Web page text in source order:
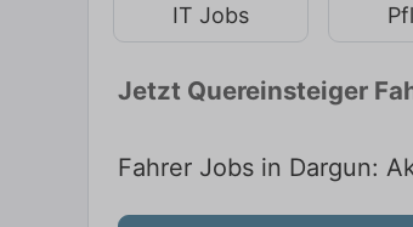
IT Jobs
Jetzt Quereinsteiger
Fahrer Jobs in Dargun: